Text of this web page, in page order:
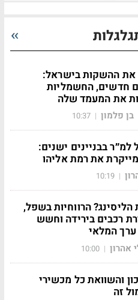
את ההשקות בישראל:
חדשים, החשמליות
את המעמד שלה
בן פלמון |
10:37
למ״ר בבניינים ישנים:
את רמת אליהו
|
10:19
הליסינג? הרווחיות בשפל,
רכבים בירידה וחשש
ערך המלאי
אהרון |
10:00
והשוואת כל מכשירי
זה